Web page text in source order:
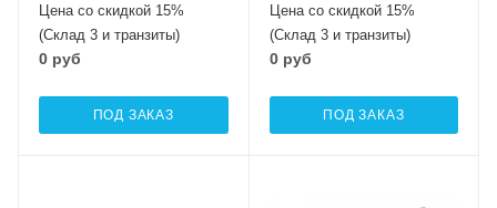
Цена со скидкой 15%
(Склад 3 и транзиты)
0 руб
ПОД ЗАКАЗ
Цена со скидкой 15%
(Склад 3 и транзиты)
0 руб
ПОД ЗАКАЗ